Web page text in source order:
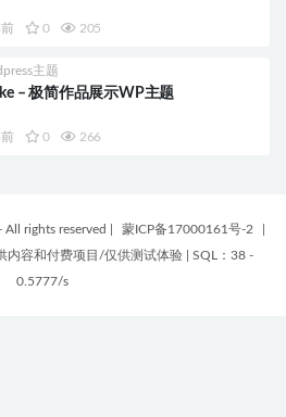
0 205
主题
– 极简作品展示WP主题
0 266
All rights reserved 蒙ICP备17000161号-2
内容和付费项目/仅供测试体验
SQL：38 -
0.5777/s